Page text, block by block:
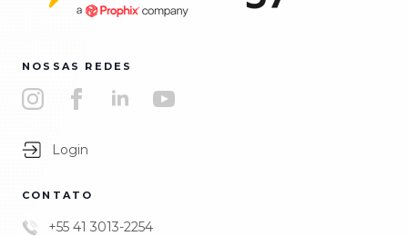
NOSSAS REDES
Login
CONTATO
+55 41 3013-2254